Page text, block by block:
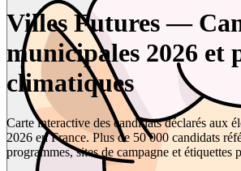
Villes Futures —
municipales 2026 et
climatiques
Carte interactive des candidats déclarés aux
2026 en France. Plus de 50 000 candidats
programmes, sites de campagne et étiquettes